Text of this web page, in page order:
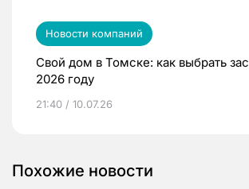
Новости компаний
Свой дом в Томске: как выбрать
2026 году
21:40 / 10.07.26
Похожие новости